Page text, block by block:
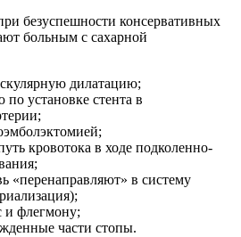
безуспешности консервативных
больным с сахарной
дилатацию;
установке стента в
кровотока в ходе подколенно-
«перенаправляют» в систему
и флегмону;
части стопы.